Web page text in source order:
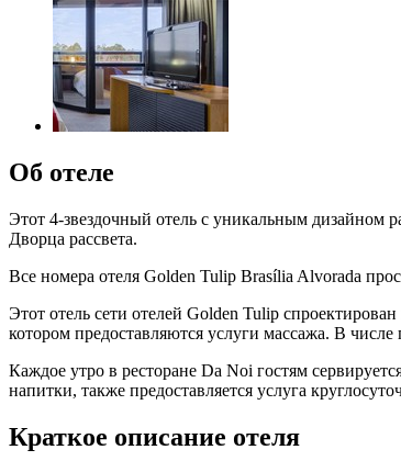
Об отеле
Этот 4-звездочный отель с уникальным дизайном
Дворца рассвета.
Все номера отеля Golden Tulip Brasília Alvorada
Этот отель сети отелей Golden Tulip
котором предоставляются услуги массажа. В
Каждое утро в ресторане Da Noi гостям
напитки, также предоставляется услуга
Краткое описание отеля